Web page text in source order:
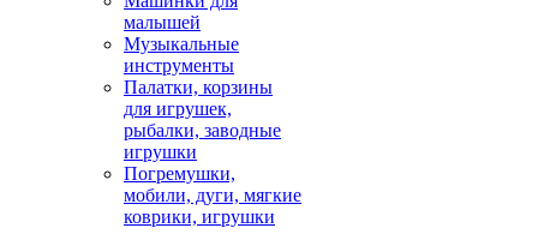
малышей
Музыкальные
инструменты
Палатки, корзины
для игрушек,
рыбалки, заводные
игрушки
Погремушки,
мобили, дуги, мягкие
коврики, игрушки